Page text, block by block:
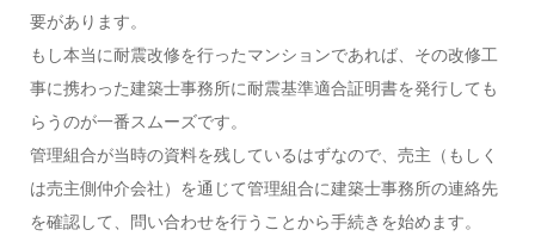
要があります。
もし本当に耐震改修を行ったマンションであれば、その改修工
事に携わった建築士事務所に耐震基準適合証明書を発行しても
らうのが一番スムーズです。
管理組合が当時の資料を残しているはずなので、売主（もしく
は売主側仲介会社）を通じて管理組合に建築士事務所の連絡先
を確認して、問い合わせを行うことから手続きを始めます。